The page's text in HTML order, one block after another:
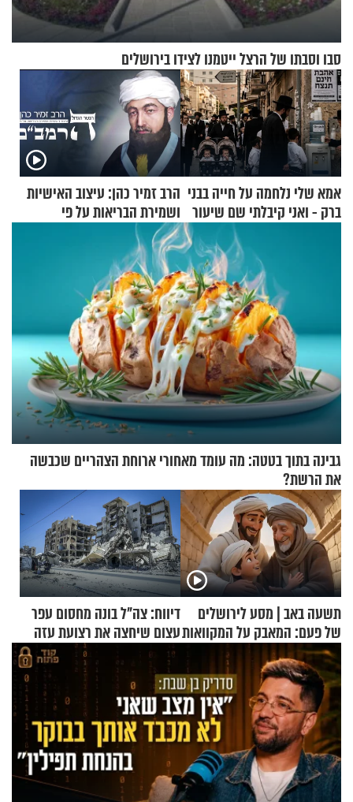
סבו וסבתו של הרצל ייטמנו לצידו בירושלים
אמא שלי נלחמה על חייה בבני
ברק - ואני קיבלתי שם שיעור
הרב זמיר כהן: עיצוב האישיות
ושמירת הבריאות על פי
הרמב"ם - פרק 18
גבינה בתוך בטטה: מה עומד מאחורי ארוחת הצהריים שכבשה
את הרשת?
תשעה באב | מסע לירושלים
של פעם: המאבק על המקוואות
דיווח: צה"ל בונה מחסום עפר
עצום שיחצה את רצועת עזה
לשניים